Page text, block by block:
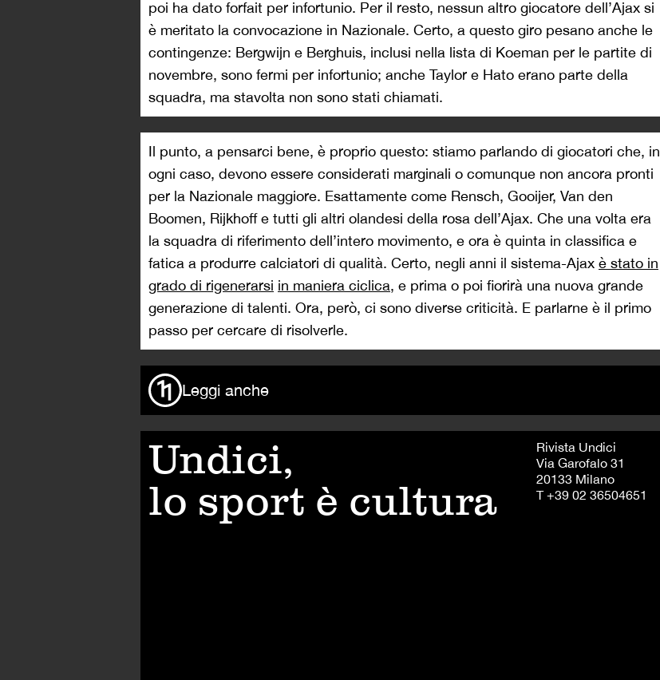
poi ha dato forfait per infortunio. Per il resto, nessun altro giocatore dell’Ajax si
è meritato la convocazione in Nazionale. Certo, a questo giro pesano anche le
contingenze: Bergwijn e Berghuis, inclusi nella lista di Koeman per le partite di
novembre, sono fermi per infortunio; anche Taylor e Hato erano parte della
squadra, ma stavolta non sono stati chiamati.
Il punto, a pensarci bene, è proprio questo: stiamo parlando di giocatori che, in
ogni caso, devono essere considerati marginali o comunque non ancora pronti
per la Nazionale maggiore. Esattamente come Rensch, Gooijer, Van den
Boomen, Rijkhoff e tutti gli altri olandesi della rosa dell’Ajax. Che una volta era
la squadra di riferimento dell’intero movimento, e ora è quinta in classifica e
fatica a produrre calciatori di qualità. Certo, negli anni il sistema-Ajax è stato in
grado di rigenerarsi in maniera ciclica, e prima o poi fiorirà una nuova grande
generazione di talenti. Ora, però, ci sono diverse criticità. E parlarne è il primo
passo per cercare di risolverle.
Leggi anche
Undici,
lo sport è cultura
Rivista Undici
Via Garofalo 31
20133 Milano
T +39 02 36504651